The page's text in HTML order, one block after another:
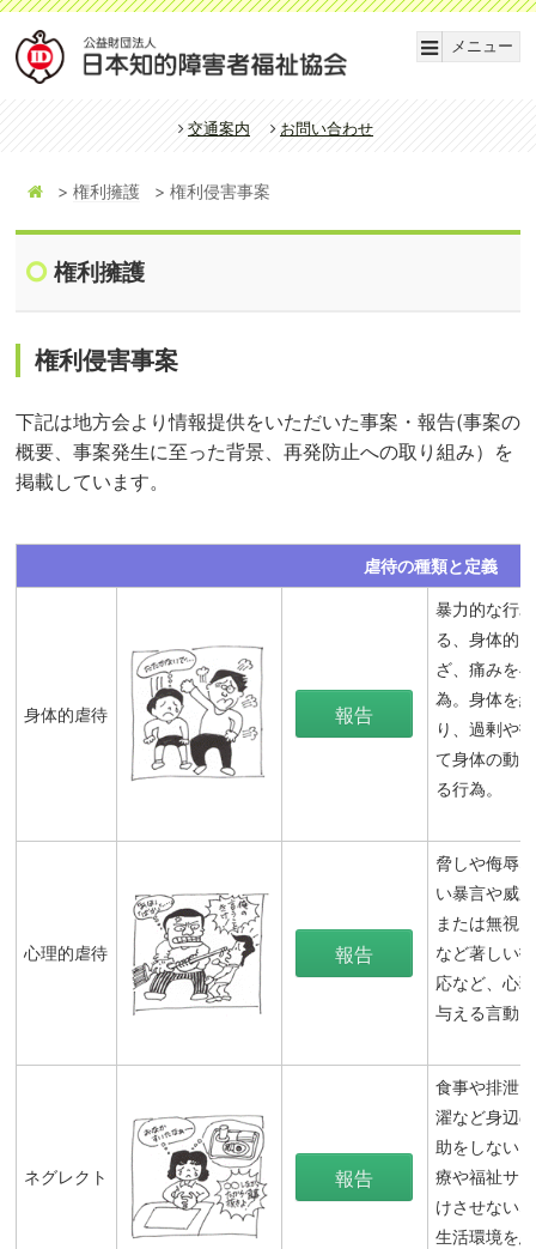
メニュー
交通案内 お問い合わせ
権利擁護 権利侵害事案
権利擁護
権利侵害事案
下記は地方会より情報提供をいただいた事案・報告(事案の
概要、事案発生に至った背景、再発防止への取り組み）を
掲載しています。
虐待の種類と定義
身体的虐待 報告
暴力的な行
る、身体的
ざ、痛みを
為。身体を
り、過剰や
て身体の動
る行為。
心理的虐待 報告
脅しや侮辱
い暴言や威
または無視
など著しい
応など、心
与える言動。
ネグレクト 報告
食事や排泄
濯など身辺
助をしない
療や福祉サ
けさせない
生活環境を